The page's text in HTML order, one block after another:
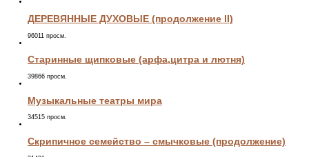
ДЕРЕВЯННЫЕ ДУХОВЫЕ (продолжение II)
96011 просм.
Старинные щипковые (арфа,цитра и лютня)
39866 просм.
Музыкальные театры мира
34515 просм.
Скрипичное семейство – смычковые (продолжение)